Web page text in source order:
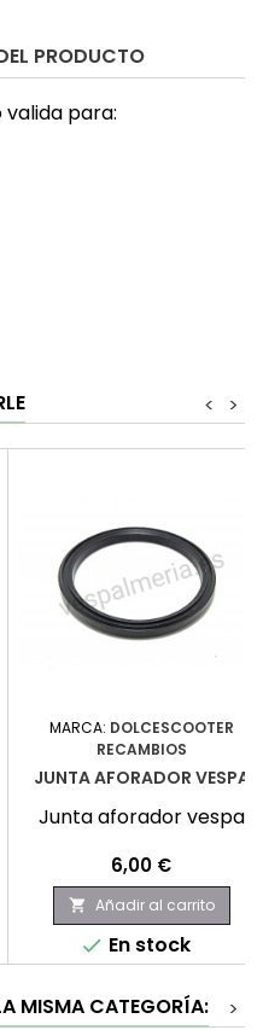
PRODUCTO
para:
>
<
MARCA: DOLCESCOOTER
RECAMBIOS
JUNTA AFORADOR VESPA
Junta aforador vespa
Precio
6,00 €
 Añadir al carrito
 En stock
MISMA CATEGORÍA:
>